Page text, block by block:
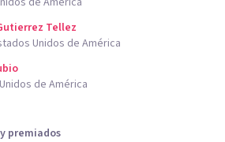
Tellez
Unidos de América
de América
premiados